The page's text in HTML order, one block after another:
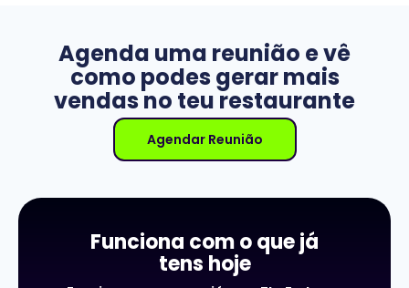
Agenda uma reunião e vê
como podes gerar mais
vendas no teu restaurante
Agendar Reunião
Funciona com o que já
tens hoje